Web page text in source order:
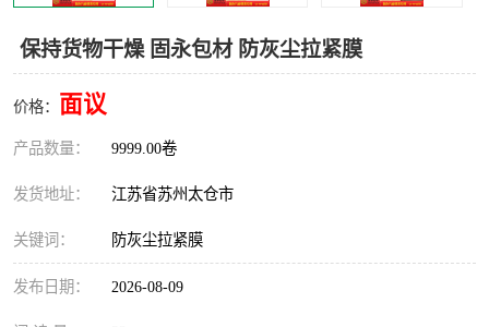
保持货物干燥 固永包材 防灰尘拉紧膜
价格： 面议
产品数量： 9999.00卷
发货地址： 江苏省苏州太仓市
关键词： 防灰尘拉紧膜
发布日期： 2026-08-09